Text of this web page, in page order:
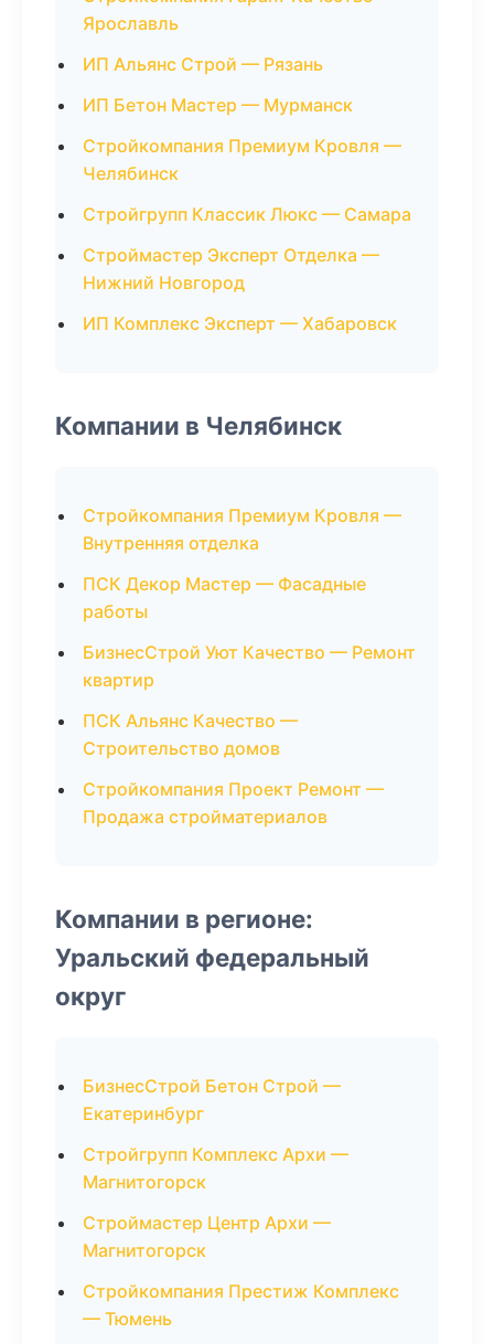
Ярославль
ИП Альянс Строй — Рязань
ИП Бетон Мастер — Мурманск
Стройкомпания Премиум Кровля —
Челябинск
Стройгрупп Классик Люкс — Самара
Строймастер Эксперт Отделка —
Нижний Новгород
ИП Комплекс Эксперт — Хабаровск
Компании в Челябинск
Стройкомпания Премиум Кровля —
Внутренняя отделка
ПСК Декор Мастер — Фасадные
работы
БизнесСтрой Уют Качество — Ремонт
квартир
ПСК Альянс Качество —
Строительство домов
Стройкомпания Проект Ремонт —
Продажа стройматериалов
Компании в регионе:
Уральский федеральный
округ
БизнесСтрой Бетон Строй —
Екатеринбург
Стройгрупп Комплекс Архи —
Магнитогорск
Строймастер Центр Архи —
Магнитогорск
Стройкомпания Престиж Комплекс
— Тюмень